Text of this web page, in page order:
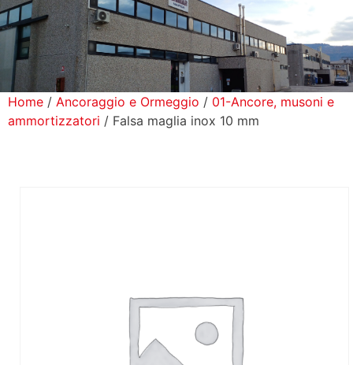
Prodotti
Home / Ancoraggio e Ormeggio / 01-Ancore, musoni e
ammortizzatori / Falsa maglia inox 10 mm